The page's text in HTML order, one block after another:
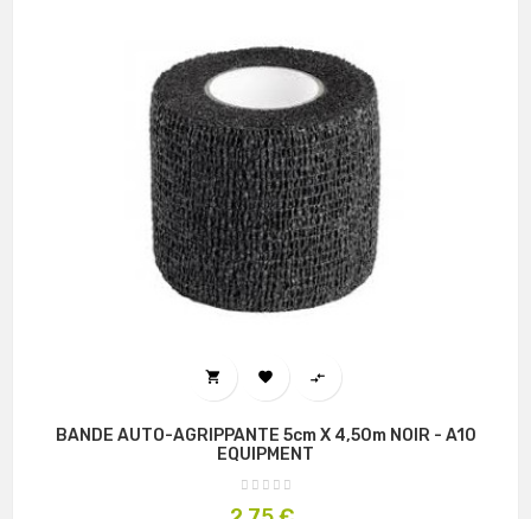
  
BANDE AUTO-AGRIPPANTE 5cm X 4,50m NOIR - A10
EQUIPMENT
Prix